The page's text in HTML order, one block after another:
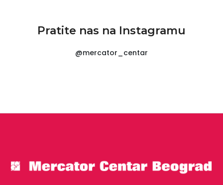
Pratite nas na Instagramu
@mercator_centar